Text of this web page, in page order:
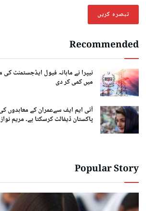
Recommended
نیپرا نے ماہانہ فیول ایڈجسٹمنٹ
میں کمی کر دی
آئی ایم ایف سےعمران کے معاہدوں
پاکستان ڈیفالٹ کرسکتا ہے۔ مریم نواز
Popular Story